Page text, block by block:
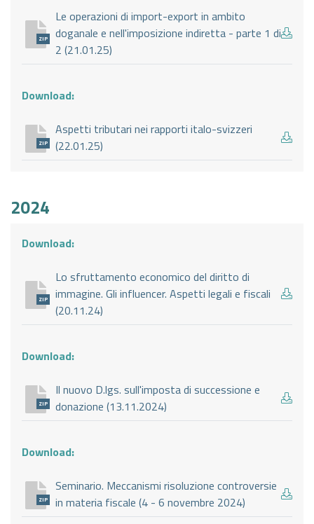
ZIP
Le operazioni di import-export in ambito
doganale e nell'imposizione indiretta - parte 1 di
2 (21.01.25)
Download:
ZIP
Aspetti tributari nei rapporti italo-svizzeri
(22.01.25)
2024
Download:
ZIP
Lo sfruttamento economico del diritto di
immagine. Gli influencer. Aspetti legali e fiscali
(20.11.24)
Download:
ZIP
Il nuovo D.lgs. sull'imposta di successione e
donazione (13.11.2024)
Download:
ZIP
Seminario. Meccanismi risoluzione controversie
in materia fiscale (4 - 6 novembre 2024)